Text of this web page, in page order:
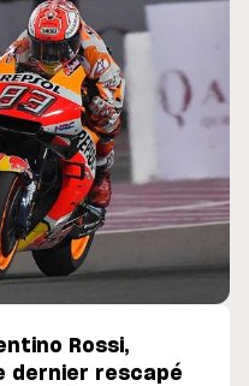
Rossi,
dernier rescapé